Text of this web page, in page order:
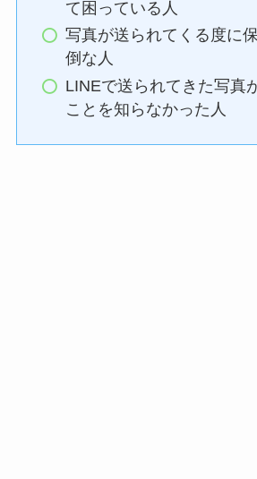
て困っている人
写真が送られてくる度に
倒な人
LINEで送られてきた写真
ことを知らなかった人